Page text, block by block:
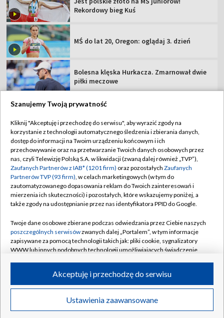
Transmisje Wideo
Rekordowy bieg Kuś
MŚ do lat 20, Oregon: oglądaj 3. dzień
Bolesna klęska Hurkacza. Zmarnował dwie
piłki meczowe
TVP
Abonament TVP
Sklep TVP
Biuro Reklamy
Oferta Handlowa
Emisja w TVP
Rada Programowa
Ogłoszenia przetargowe
Akademia Telewizyjna
Centrum informacji TVP
Regulamin TVP
Polityka prywatności
Moje zgody
Biuro reklamy
Kanały
©2026 Telewizja Polska Spółka Akcyjna w likwidacji
Szanujemy Twoją prywatność
Kliknij "Akceptuję i przechodzę do serwisu", aby wyrazić zgody na
korzystanie z technologii automatycznego śledzenia i zbierania danych,
dostęp do informacji na Twoim urządzeniu końcowym i ich
przechowywanie oraz na przetwarzanie Twoich danych osobowych przez
nas, czyli Telewizję Polską S.A. w likwidacji (zwaną dalej również „TVP”),
Zaufanych Partnerów z IAB* (1201 firm) oraz pozostałych Zaufanych
Partnerów TVP (93 firm), w celach marketingowych (w tym do
zautomatyzowanego dopasowania reklam do Twoich zainteresowań i
mierzenia ich skuteczności) i pozostałych, które wskazujemy poniżej, a
także zgody na udostępnianie przez nas identyfikatora PPID do Google.
Twoje dane osobowe zbierane podczas odwiedzania przez Ciebie naszych
poszczególnych serwisówzwanych dalej „Portalem”, w tym informacje
zapisywane za pomocą technologii takich jak: pliki cookie, sygnalizatory
WWW lub innych podobnych technologii umożliwiających świadczenie
ruchu w Internecie.
Twoje dane osobowe zbierane podczas odwiedzania przez Ciebie
poszczególnych serwisówna Portalu, takie jak adresy IP, identyfikatory
Ustawienia zaawansowane
Akceptuję i przechodzę do serwisu